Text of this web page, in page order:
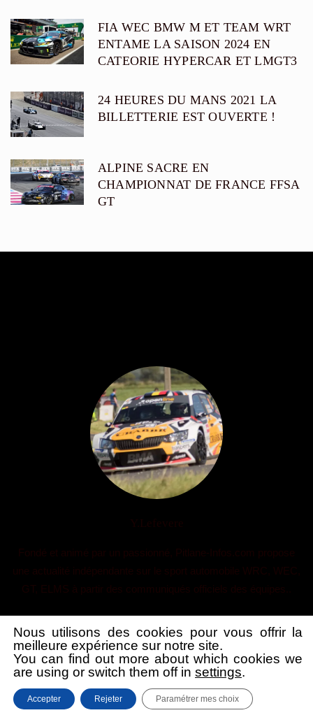
FIA WEC BMW M ET TEAM WRT
ENTAME LA SAISON 2024 EN
CATEORIE HYPERCAR ET LMGT3
24 HEURES DU MANS 2021 LA
BILLETTERIE EST OUVERTE !
ALPINE SACRE EN
CHAMPIONNAT DE FRANCE FFSA
GT
par
Blossom Themes Propulsé par WordPressPolitique de confidentialité
Nous utilisons des cookies pour vous offrir la
meilleure expérience sur notre site.
You can find out more about which cookies we
are using or switch them off in settings.
Accepter Rejeter Paramétrer mes choix